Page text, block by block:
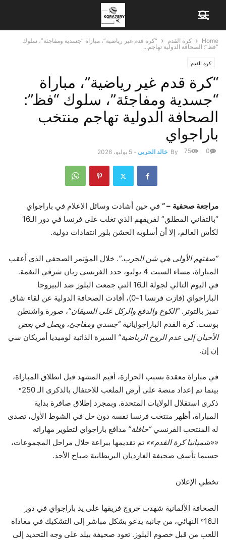
Home كرة القدم
“كرة قدم غير رياضية”، مباراة “جسدية ومفاجئة”، سلوك
“فظ”: الصحافة الدولية تهاجم...
كرة القدم
“كرة قدم غير رياضية”، مباراة
“جسدية ومفاجئة”، سلوك “فظ”:
الصحافة الدولية تهاجم منتخب
باراجواي
By خالد الحربي - 5 يوليو، 2026 0
75
مراجعة صحفية – “ في حين أشادت وسائل الإعلام في باراجواي
“بالتفاني المطلق” لفريقهم الذي تغلب على فرنسا في دور الـ16
لكأس العالم، إلا أن أسلوبه الخشن بلور انتقادات دولية.
“صفتهم الأولى هي شن الحرب.”. خلال المؤتمر الصحفي الذي أعقب
المباراة، مساء السبت 4 يوليو، حدد الفرنسي ريان شرقي النغمة.
في اليوم التالي لجولة الـ16 التي جمعت البلوز ضد البيروجا
الباراجواي (فازت فرنسا 1-0)، أفادت الصحافة الدولية عن لقاء شاق
تميز بالتوتر.“الكوع والدفع والركل على السيقان”، صورة واشنطن
بوست. كرة القدم الباراجوايانية“جسدي ومفاجئ، ويصل في بعض
الأحيان إلى عدم الروح الرياضية” السيرة الذاتية لوميديا ​​أمريكان سي
إن إن.
في مباراة معقدة بسبب الحرارة، أقيم المشهد قبل انطلاق المباراة،
بينما تم إعداد منصة على أرض الملعب للاحتفال بالذكرى الـ 250
ه
ذكرى استقلال الولايات المتحدة. وبمجرد إطلاق صافرة بداية
المباراة، أظهر منتخب فرنسا نفسه دون حل في الشوط الأول، تصدى
له المنتخب الفرنسي“حافلة” مدافع باراجواي لتطوير مهاراته
««شمبانيا كرة القدم»» تم تقديمها ببراعة خلال مراحل المجموعات،
حسبما تأسف صحيفة الغارديان البريطانية صباح الأحد.
تخطي الإعلان
الصحافة الألمانية شهدت خروج فريقها على يد باراجواي في دور
الـ16
ه النهائي، من جانبه يدعو بشكل مباشر إلى التشكيك في معاداة
اللعب من قبل خصوم البلوز. تعود صحيفة بيلد على وجه التحديد إلى